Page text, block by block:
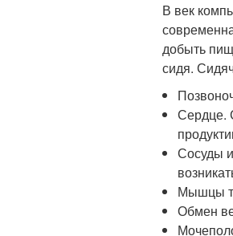
В век
добыть
сидя.
Сердце.
Сосуды
Мышцы
Обмен